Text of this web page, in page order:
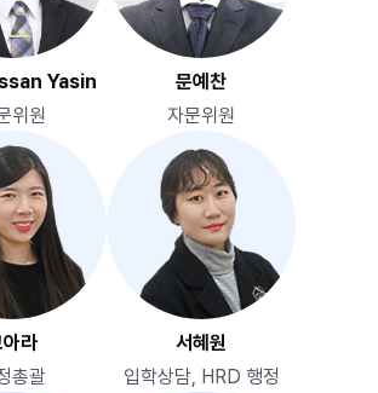
Yasin
위원
문예찬
자문위원
라
총괄
서혜원
입학상담, HRD 행정